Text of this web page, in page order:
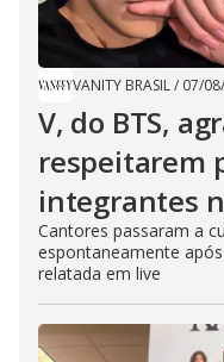
VANITY BRASIL/ 07/
V, do BTS,
respeitarem
integrantes
Cantores passaram a
espontaneamente
relatada em live